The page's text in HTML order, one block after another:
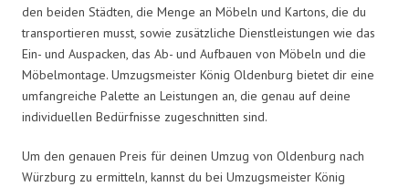
den beiden Städten, die Menge an Möbeln und Kartons, die du
transportieren musst, sowie zusätzliche Dienstleistungen wie das
Ein- und Auspacken, das Ab- und Aufbauen von Möbeln und die
Möbelmontage. Umzugsmeister König Oldenburg bietet dir eine
umfangreiche Palette an Leistungen an, die genau auf deine
individuellen Bedürfnisse zugeschnitten sind.
Um den genauen Preis für deinen Umzug von Oldenburg nach
Würzburg zu ermitteln, kannst du bei Umzugsmeister König